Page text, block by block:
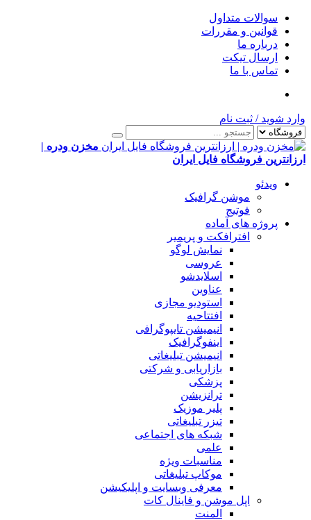
سوالات متداول
قوانین و مقررات
درباره ما
ارسال تیکت
تماس با ما
وارد شوید / ثبت نام
مخزن ودره |
ارزانترین فروشگاه فایل ایران
ویدئو
موشن گرافیک
فوتیج
پروژه های آماده
افترافکت و پریمیر
نمایش لوگو
عروسی
اسلایدشو
عناوین
استودیو مجازی
افتتاحیه
انیمیشن تایپوگرافی
اینفوگرافیک
انیمیشن تبلیغاتی
بازاریابی و شرکتی
پزشکی
ترانزیشن
پلیر موزیک
تیزر تبلیغاتی
شبکه های اجتماعی
علمی
مناسبات ویژه
موکاپ تبلیغاتی
معرفی وبسایت و اپلیکیشن
اپل موشن و فاینال کات
المنت